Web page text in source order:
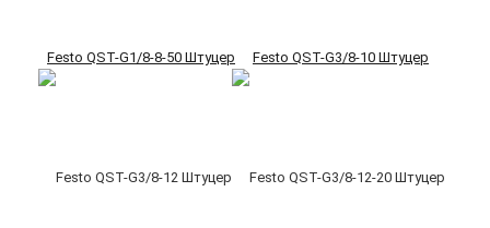
Festo QST-G1/8-8-50 Штуцер Festo QST-G3/8-10 Штуцер